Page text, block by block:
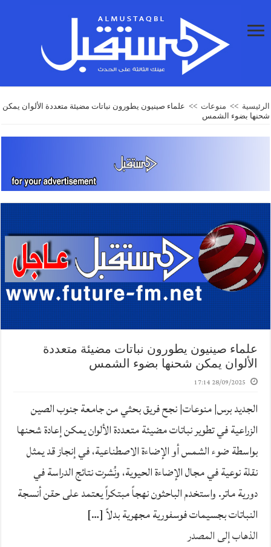
الرئيسية >> منوعات >> علماء صينيون يطورون نباتات مضيئة متعددة الألوان يمكن
شحنها بضوء الشمس
علماء صينيون يطورون نباتات مضيئة متعددة
الألوان يمكن شحنها بضوء الشمس
28/09/2025 17:14
الجديد برس| منوعات| نجح فريق بحثي من جامعة جنوب الصين
الزراعية في تطوير نباتات مضيئة متعددة الألوان يمكن إعادة شحنها
بواسطة ضوء الشمس أو الإضاءة الاصطناعية، في إنجاز قد يمثل
نقلة نوعية في مجال الإضاءة الحيوية، ونُشرت نتائج الدراسة في
دورية ماتر. واستخدم الباحثون نهجاً مبتكراً يعتمد على حقن أنسجة
النباتات بجسيمات فوسفورية مجهرية بدلاً […]
الذهاب إلى المصدر